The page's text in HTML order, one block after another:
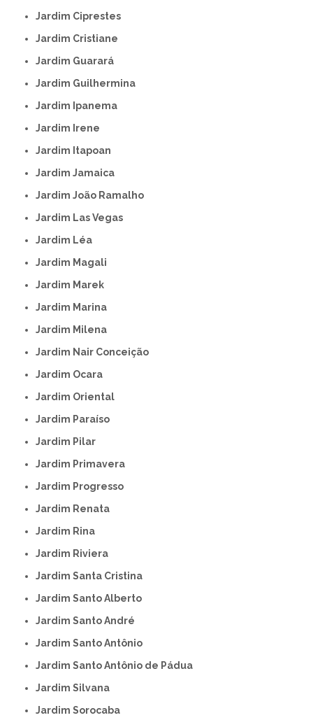
Jardim Ciprestes
Jardim Cristiane
Jardim Guarará
Jardim Guilhermina
Jardim Ipanema
Jardim Irene
Jardim Itapoan
Jardim Jamaica
Jardim João Ramalho
Jardim Las Vegas
Jardim Léa
Jardim Magali
Jardim Marek
Jardim Marina
Jardim Milena
Jardim Nair Conceição
Jardim Ocara
Jardim Oriental
Jardim Paraíso
Jardim Pilar
Jardim Primavera
Jardim Progresso
Jardim Renata
Jardim Rina
Jardim Riviera
Jardim Santa Cristina
Jardim Santo Alberto
Jardim Santo André
Jardim Santo Antônio
Jardim Santo Antônio de Pádua
Jardim Silvana
Jardim Sorocaba